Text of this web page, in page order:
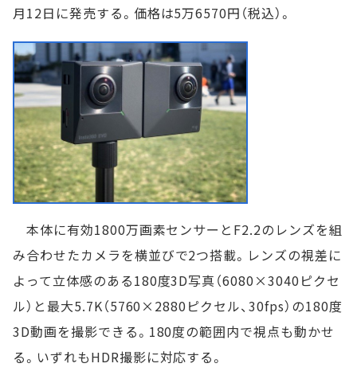
月12日に発売する。価格は5万6570円（税込）。
本体に有効1800万画素センサーとF2.2のレンズを組
み合わせたカメラを横並びで2つ搭載。レンズの視差に
よって立体感のある180度3D写真（6080×3040ピクセ
ル）と最大5.7K（5760×2880ピクセル、30fps）の180度
3D動画を撮影できる。180度の範囲内で視点も動かせ
る。いずれもHDR撮影に対応する。